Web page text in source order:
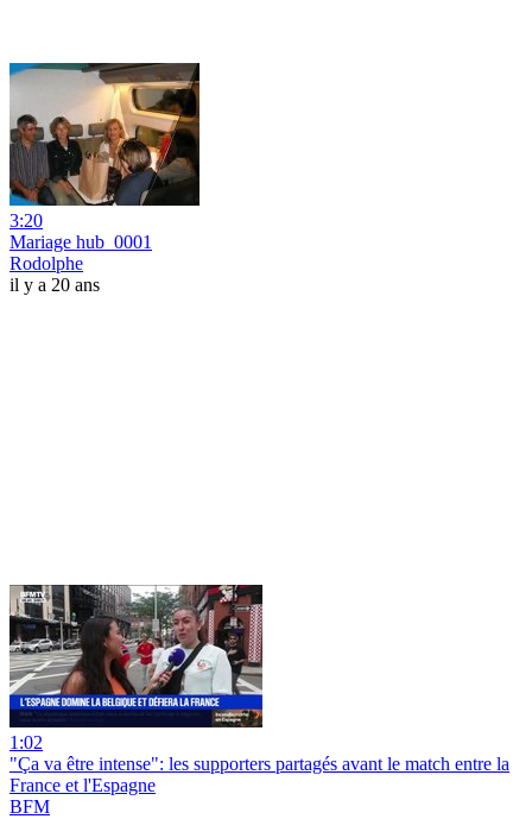
3:20
Mariage hub_0001
Rodolphe
il y a 20 ans
1:02
"Ça va être intense": les supporters partagés avant le match entre la
France et l'Espagne
BFM